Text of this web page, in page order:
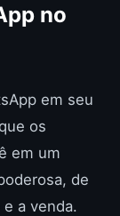
no
em seu
os
em um
de
a venda.